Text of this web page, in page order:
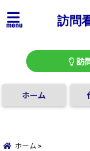
menu 訪問
訪
ホーム
ホーム